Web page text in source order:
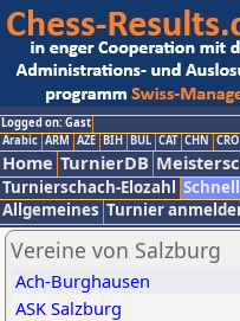
Logged on: Gast
Arabic ARM AZE BIH BUL CAT CHN CRO
Home TurnierDB
Turnierschach-Elozahl
Allgemeines Turnier
Vereine von Salzburg
Ach-Burghausen
ASK Salzburg